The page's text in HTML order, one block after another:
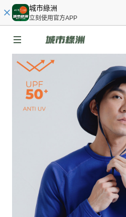
城市綠洲
立刻使用官方APP